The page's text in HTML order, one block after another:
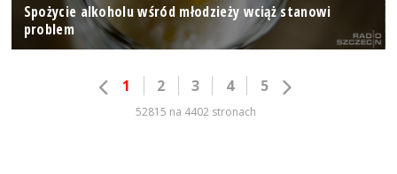
Spożycie alkoholu wśród młodzieży wciąż stanowi
problem
1 2 3 4 5
52815 na 4402 stronach